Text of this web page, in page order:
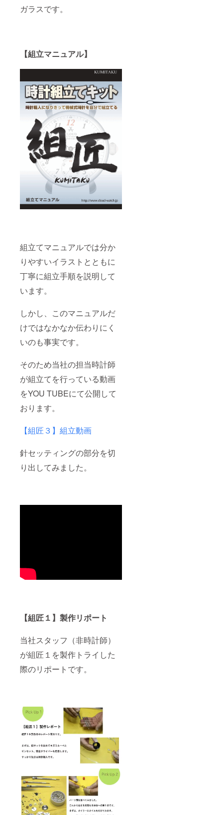
ガラスです。
【組立マニュアル】
組立てマニュアルでは分か
りやすいイラストとともに
丁寧に組立手順を説明して
います。
しかし、このマニュアルだ
けではなかなか伝わりにく
いのも事実です。
そのため当社の担当時計師
が組立てを行っている動画
をYOU TUBEにて公開して
おります。
【組匠３】組立動画
針セッティングの部分を切
り出してみました。
【組匠１】製作リポート
当社スタッフ（非時計師）
が組匠１を製作トライした
際のリポートです。